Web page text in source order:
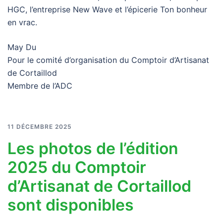
HGC, l’entreprise New Wave et l’épicerie Ton bonheur
en vrac.
May Du
Pour le comité d’organisation du Comptoir d’Artisanat
de Cortaillod
Membre de l’ADC
11 DÉCEMBRE 2025
Les photos de l’édition
2025 du Comptoir
d’Artisanat de Cortaillod
sont disponibles